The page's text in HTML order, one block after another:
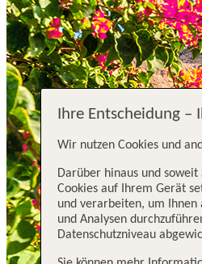
Ihre Entscheidung –
Wir nutzen Cookies und
Darüber hinaus und
Cookies auf Ihrem Gerät
und verarbeiten, um Ihnen
und Analysen
Datenschutzniveau